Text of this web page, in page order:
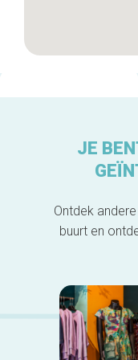
JE
Ontdek
buurt en